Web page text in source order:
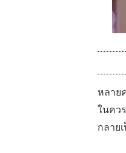
หลาย
ในคว
กลาย